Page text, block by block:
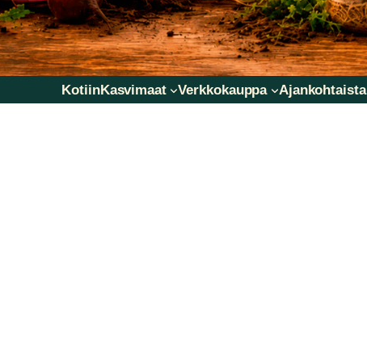
KotiinKasvimaat Verkkokauppa Ajankohtaista